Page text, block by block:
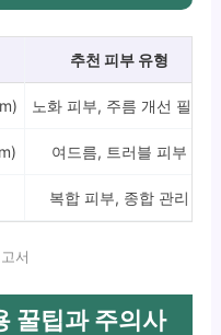
추천 피부 유형
노화 피부, 주름 개선 필요
여드름, 트러블 피부
복합 피부, 종합 관리
서
꿀팁과 주의사